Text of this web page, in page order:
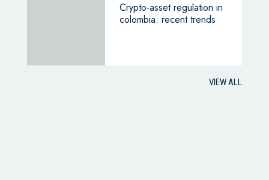
Crypto-asset regulation in
colombia: recent trends
VIEW ALL